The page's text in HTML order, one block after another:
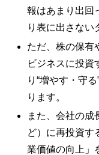
報はあまり出回
り表に出さない
ただ、株の保有
ビジネスに投資
り“増やす・守
ります。
また、会社の成
ど）に再投資す
業価値の向上」